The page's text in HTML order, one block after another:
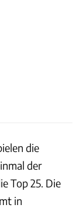
die
der
Top 25. Die
in